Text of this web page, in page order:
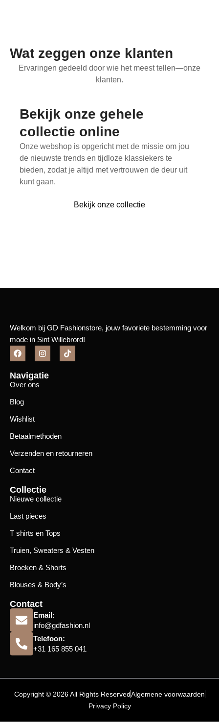
Wat zeggen onze klanten
Ervaringen gedeeld door wie het meest tellen—onze
klanten.
Bekijk onze gehele
collectie online
Onze webshop is opgericht met de missie om jou
de nieuwste trends en tijdloze klassiekers te
bieden, zodat je altijd met vertrouwen de deur uit
kunt gaan.
Bekijk onze collectie
Welkom bij GD Fashionstore, jouw favoriete bestemming voor
mode in Sint Willebrord!
Navigatie
Over ons
Blog
Wishlist
Betaalmethoden
Verzenden en retourneren
Contact
Collectie
Nieuwe collectie
Last pieces
T shirts en Tops
Truien, Sweaters & Vesten
Broeken & Shorts
Blouses & Body’s
Contact
Email:
info@gdfashion.nl
Telefoon:
+31 165 855 041
Copyright © 2026 All Rights ReservedAlgemene voorwaarden
Privacy Policy